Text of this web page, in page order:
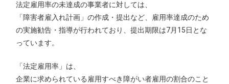
法定雇用率の未達成の事業者に対しては、
「障害者雇入れ計画」の作成・提出など、雇用率達成のため
の実施勧告・指導が行われており、提出期限は7月15日とな
っています。
「法定雇用率」は、
企業に求められている雇用すべき障がい者雇用の割合のこと